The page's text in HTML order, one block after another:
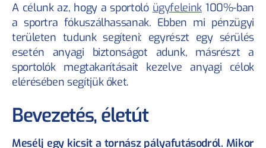
A célunk az, hogy a sportoló ügyfeleink 100%-ban
a sportra fókuszálhassanak. Ebben mi pénzügyi
területen tudunk segíteni: egyrészt egy sérülés
esetén anyagi biztonságot adunk, másrészt a
sportolók megtakarításait kezelve anyagi célok
elérésében segítjük őket.
Bevezetés, életút
Mesélj egy kicsit a tornász pályafutásodról. Mikor